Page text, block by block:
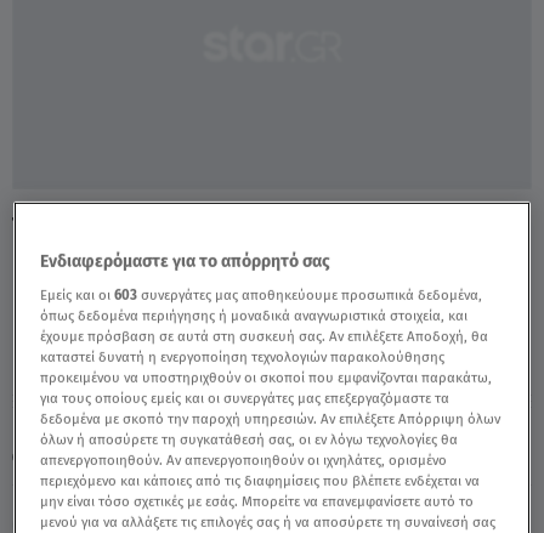
Παρασκευή 7 Αυγούστου 2026
21.10.21, 15:10 MEDIA
Το Πρώτο Trailer Του Ράδιο Αρβύλα - Video
Ενδιαφερόμαστε για το απόρρητό σας
Εμείς και οι603 συνεργάτες μας αποθηκεύουμε προσωπικά δεδομένα,
όπως δεδομένα περιήγησης ή μοναδικά αναγνωριστικά στοιχεία, και
έχουμε πρόσβαση σε αυτά στη συσκευή σας. Αν επιλέξετε Αποδοχή, θα
καταστεί δυνατή η ενεργοποίηση τεχνολογιών παρακολούθησης
προκειμένου να υποστηριχθούν οι σκοποί που εμφανίζονται παρακάτω,
για τους οποίους εμείς και οι συνεργάτες μας επεξεργαζόμαστε τα
δεδομένα με σκοπό την παροχή υπηρεσιών. Αν επιλέξετε Απόρριψη όλων
όλων ή αποσύρετε τη συγκατάθεσή σας, οι εν λόγω τεχνολογίες θα
απενεργοποιηθούν. Αν απενεργοποιηθούν οι ιχνηλάτες, ορισμένο
περιεχόμενο και κάποιες από τις διαφημίσεις που βλέπετε ενδέχεται να
μην είναι τόσο σχετικές με εσάς. Μπορείτε να επανεμφανίσετε αυτό το
μενού για να αλλάξετε τις επιλογές σας ή να αποσύρετε τη συναίνεσή σας